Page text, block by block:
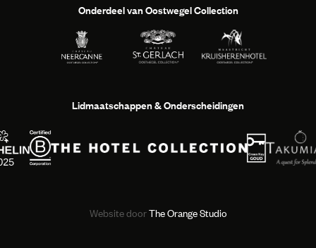
Onderdeel van Oostwegel Collection
Lidmaatschappen & Onderscheidingen
Website doorThe Orange Studio